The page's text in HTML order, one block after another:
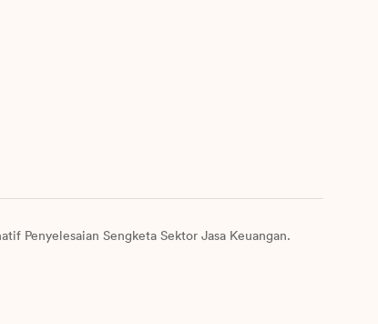
Penyelesaian Sengketa Sektor Jasa Keuangan.